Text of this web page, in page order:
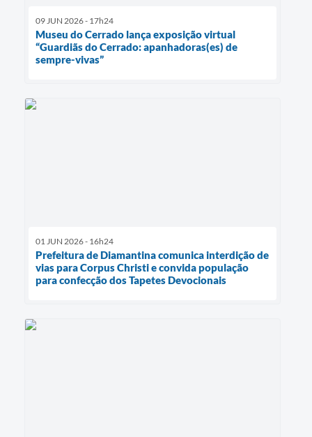
09 JUN 2026 - 17h24
Museu do Cerrado lança exposição virtual
“Guardiãs do Cerrado: apanhadoras(es) de
sempre-vivas”
01 JUN 2026 - 16h24
Prefeitura de Diamantina comunica interdição de
vias para Corpus Christi e convida população
para confecção dos Tapetes Devocionais